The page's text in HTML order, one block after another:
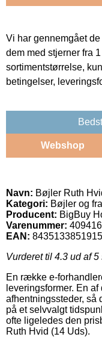
Vi har gennemgået
dem med stjerner fra
sortimentstørrelse,
betingelser,
Webshop
Navn: Bøjler Ruth
Kategori: Bøjler og
Producent: BigBuy
Varenummer:
EAN: 8435133851915
Vurderet til 4.3 ud af 5
En række e-
leveringsformer. En
afhentningssteder, så
på et selvvalgt
ofte ligeledes den
Ruth Hvid (14 Uds).